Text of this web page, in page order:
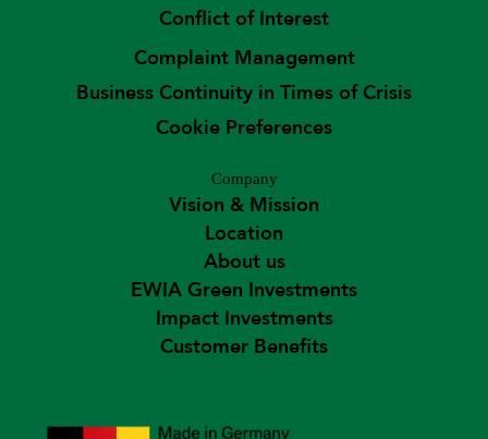
Conflict of Interest
Complaint Management
Business Continuity in Times of Crisis
Cookie Preferences
Company
Vision & Mission
Location
About us
EWIA Green Investments
Impact Investments
Customer Benefits